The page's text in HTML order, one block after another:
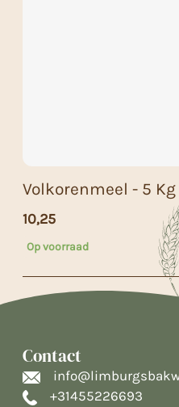
Volkorenmeel - 5 Kg
10,25
Op voorraad
Contact
+31455226693